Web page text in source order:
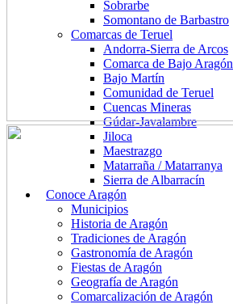
Sobrarbe
Somontano de Barbastro
Comarcas de Teruel
Andorra-Sierra de Arcos
Comarca de Bajo
Bajo Martín
Comunidad de Teruel
Cuencas Mineras
Gúdar-Javalambre
Jiloca
Maestrazgo
Matarraña / Matarranya
Sierra de Albarracín
Conoce Aragón
Municipios
Historia de Aragón
Tradiciones de Aragón
Gastronomía de Aragón
Fiestas de Aragón
Geografía de Aragón
Comarcalización de Aragón